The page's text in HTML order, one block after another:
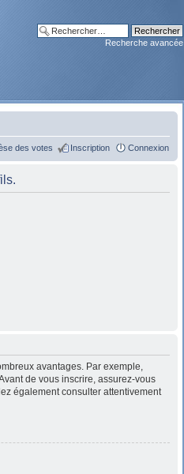
Recherche avancée
des votes Inscription Connexion
avantages. Par exemple,
de vous inscrire, assurez-vous
également consulter attentivement